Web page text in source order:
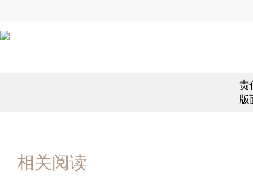
责
版
相关阅读